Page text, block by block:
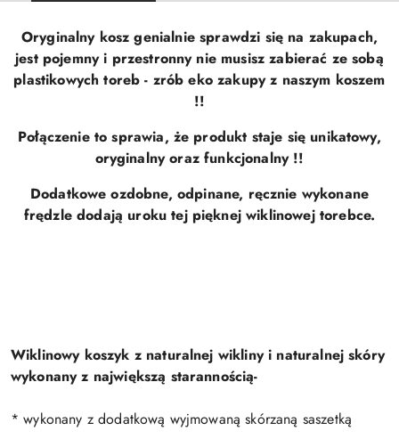
Oryginalny kosz genialnie sprawdzi się na zakupach,
jest pojemny i przestronny nie musisz zabierać ze sobą
plastikowych toreb - zrób eko zakupy z naszym koszem
!!
Połączenie to sprawia, że produkt staje się unikatowy,
oryginalny oraz funkcjonalny !!
Dodatkowe ozdobne, odpinane, ręcznie wykonane
frędzle dodają uroku tej pięknej wiklinowej torebce.
Wiklinowy koszyk z naturalnej wikliny i naturalnej skóry
wykonany z największą starannością-
* wykonany z dodatkową wyjmowaną skórzaną saszetką